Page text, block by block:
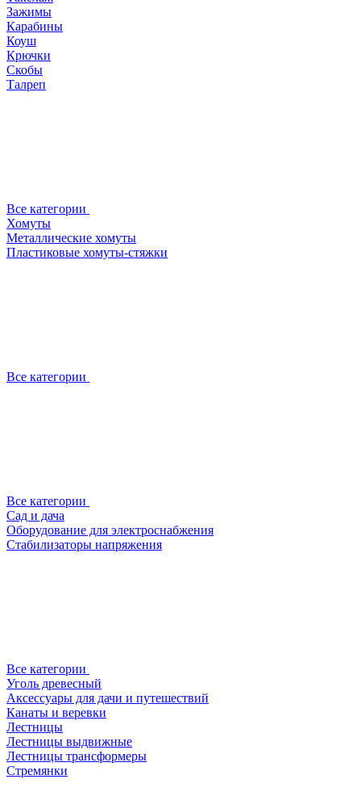
Зажимы
Карабины
Коуш
Крючки
Скобы
Талреп
Все категории
Хомуты
Металлические хомуты
Пластиковые хомуты-стяжки
Все категории
Все категории
Сад и дача
Оборудование для электроснабжения
Стабилизаторы напряжения
Все категории
Уголь древесный
Аксессуары для дачи и путешествий
Канаты и веревки
Лестницы
Лестницы выдвижные
Лестницы трансформеры
Стремянки